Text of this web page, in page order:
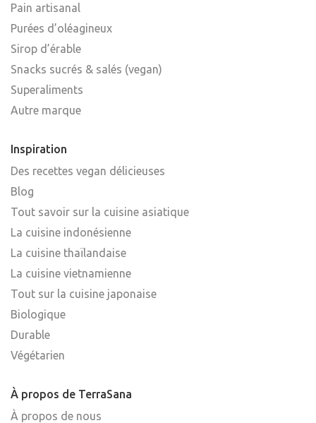
Pain artisanal
Purées d’oléagineux
Sirop d’érable
Snacks sucrés & salés (vegan)
Superaliments
Autre marque
Inspiration
Des recettes vegan délicieuses
Blog
Tout savoir sur la cuisine asiatique
La cuisine indonésienne
La cuisine thaïlandaise
La cuisine vietnamienne
Tout sur la cuisine japonaise
Biologique
Durable
Végétarien
À propos de TerraSana
À propos de nous